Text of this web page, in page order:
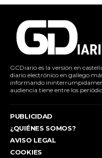
GCDiario es la versión en
diario electrónico en gallego
informando
audiencia tiene entre los
PUBLICIDAD
¿QUIÉNES SOMOS?
AVISO LEGAL
COOKIES